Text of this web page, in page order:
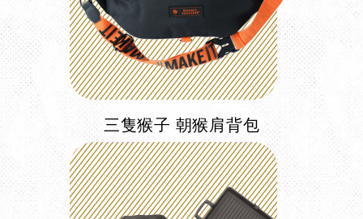
三隻猴子 朝猴肩背包